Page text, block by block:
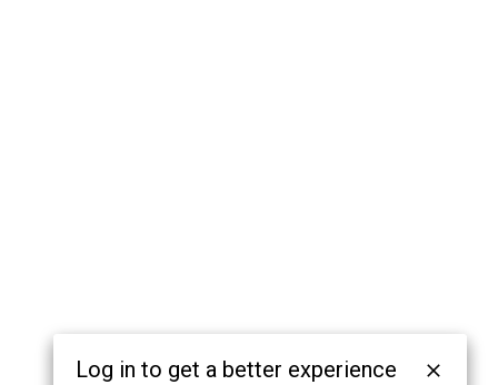
Log in to get a better experience